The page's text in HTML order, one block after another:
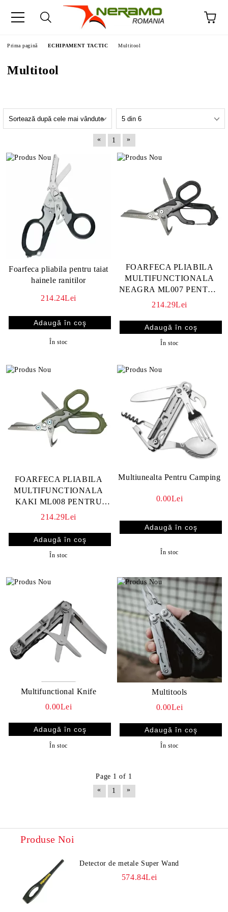
Prima pagină ECHIPAMENT TACTIC Multitool
Multitool
« 1 »
Foarfeca pliabila pentru taiat
hainele ranitilor
214.24Lei
În stoc
FOARFECA PLIABILA
MULTIFUNCTIONALA
NEAGRA ML007 PENTRU
TAIAT HAINELE
DESCARCERARE
214.29Lei
În stoc
FOARFECA PLIABILA
MULTIFUNCTIONALA
KAKI ML008 PENTRU
TAIAT HAINELE
DESCARCERARE
214.29Lei
În stoc
Multiunealta Pentru Camping
0.00Lei
În stoc
Multifunctional Knife
0.00Lei
În stoc
Multitools
0.00Lei
În stoc
Page 1 of 1
«
1 »
Produse Noi
Detector de metale Super Wand
574.84Lei